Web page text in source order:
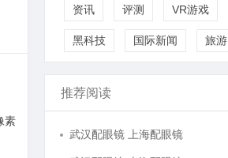
素
资讯 评测 VR游戏
黑科技 国际新闻 旅游
推荐阅读
武汉配眼镜 上海配眼镜